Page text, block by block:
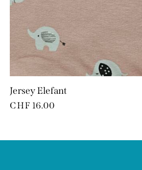
Jersey Elefant
CHF 16.00